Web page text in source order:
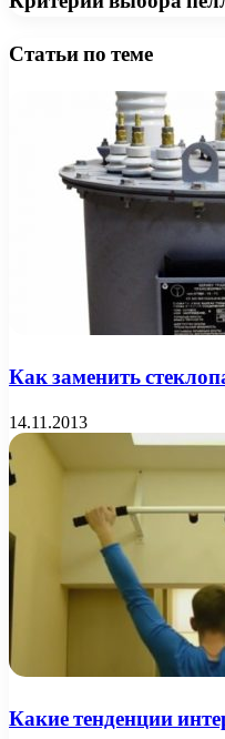
Статьи по теме
Как заменить
14.11.2013
Какие тенденции